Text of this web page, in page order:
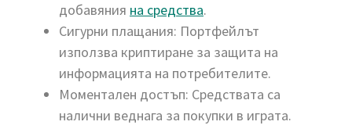
добавяния на средства.
Сигурни плащания: Портфейлът
използва криптиране за защита на
информацията на потребителите.
Моментален достъп: Средствата са
налични веднага за покупки в играта.